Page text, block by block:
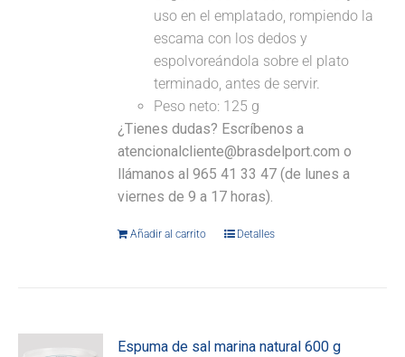
uso en el emplatado, rompiendo la
escama con los dedos y
espolvoreándola sobre el plato
terminado, antes de servir.
Peso neto: 125 g
¿Tienes dudas? Escríbenos a
atencionalcliente@brasdelport.com o
llámanos al 965 41 33 47 (de lunes a
viernes de 9 a 17 horas).
Añadir al carrito Detalles
Espuma de sal marina natural 600 g